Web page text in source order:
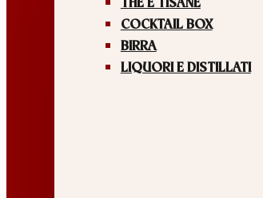
THÈ E TISANE
COCKTAIL BOX
BIRRA
LIQUORI E DISTILLATI